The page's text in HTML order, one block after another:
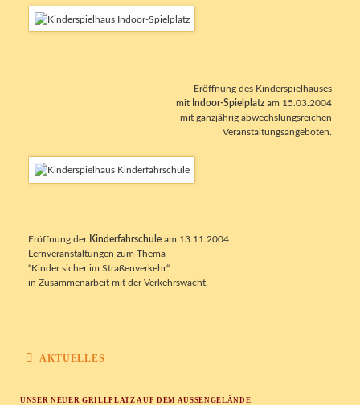
Eröffnung des Kinderspielhauses
mit Indoor-Spielplatz am 15.03.2004
mit ganzjährig abwechslungsreichen
Veranstaltungsangeboten.
Eröffnung der Kinderfahrschuleam 13.11.2004
Lernveranstaltungen zum Thema
“Kinder sicher im Straßenverkehr“
in Zusammenarbeit mit der Verkehrswacht.
AKTUELLES
UNSER NEUER GRILLPLATZ AUF DEM AUSSENGELÄNDE